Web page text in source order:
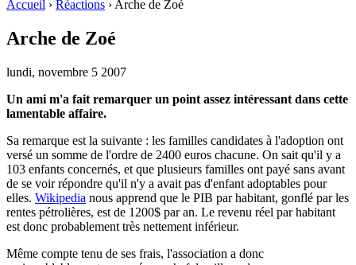
Accueil › Réactions › Arche de Zoé
Arche de Zoé
lundi, novembre 5 2007
Un ami m'a fait remarquer un point assez intéressant dans cette
lamentable affaire.
Sa remarque est la suivante : les familles candidates à l'adoption ont
versé un somme de l'ordre de 2400 euros chacune. On sait qu'il y a
103 enfants concernés, et que plusieurs familles ont payé sans avant
de se voir répondre qu'il n'y a avait pas d'enfant adoptables pour
elles. Wikipedia nous apprend que le PIB par habitant, gonflé par les
rentes pétrolières, est de 1200$ par an. Le revenu réel par habitant
est donc probablement très nettement inférieur.
Même compte tenu de ses frais, l'association a donc